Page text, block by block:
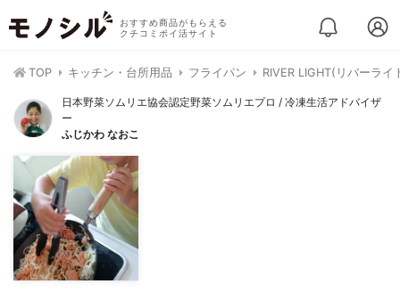
おすすめ商品がもらえる
クチコミポイ活サイト
TOP キッチン・台所用品 フライパン RIVER LIGHT(リバーラ
日本野菜ソムリエ協会認定野菜ソムリエプロ / 冷凍生活アドバイザ
ー
ふじかわ なおこ